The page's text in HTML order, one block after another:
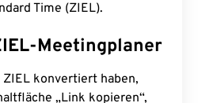
Time (ZIEL).
Meetingplaner
ZIEL konvertiert haben,
„Link kopieren“,